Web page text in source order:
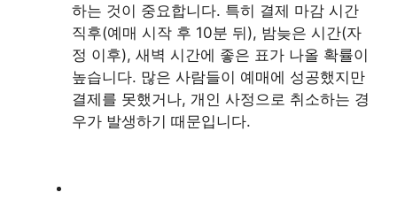
하는 것이 중요합니다. 특히 결제 마감 시간
직후(예매 시작 후 10분 뒤), 밤늦은 시간(자
정 이후), 새벽 시간에 좋은 표가 나올 확률이
높습니다. 많은 사람들이 예매에 성공했지만
결제를 못했거나, 개인 사정으로 취소하는 경
우가 발생하기 때문입니다.